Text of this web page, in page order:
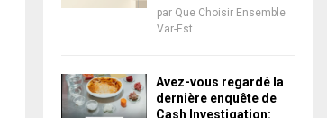
par Que Choisir Ensemble
Var-Est
Avez-vous regardé la
dernière enquête de
Cash Investigation: